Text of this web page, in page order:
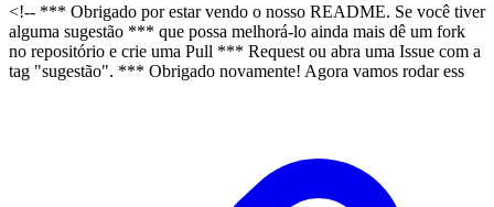
<!-- *** Obrigado por estar vendo o nosso README. Se você tiver
alguma sugestão *** que possa melhorá-lo ainda mais dê um fork
no repositório e crie uma Pull *** Request ou abra uma Issue com a
tag "sugestão". *** Obrigado novamente! Agora vamos rodar ess